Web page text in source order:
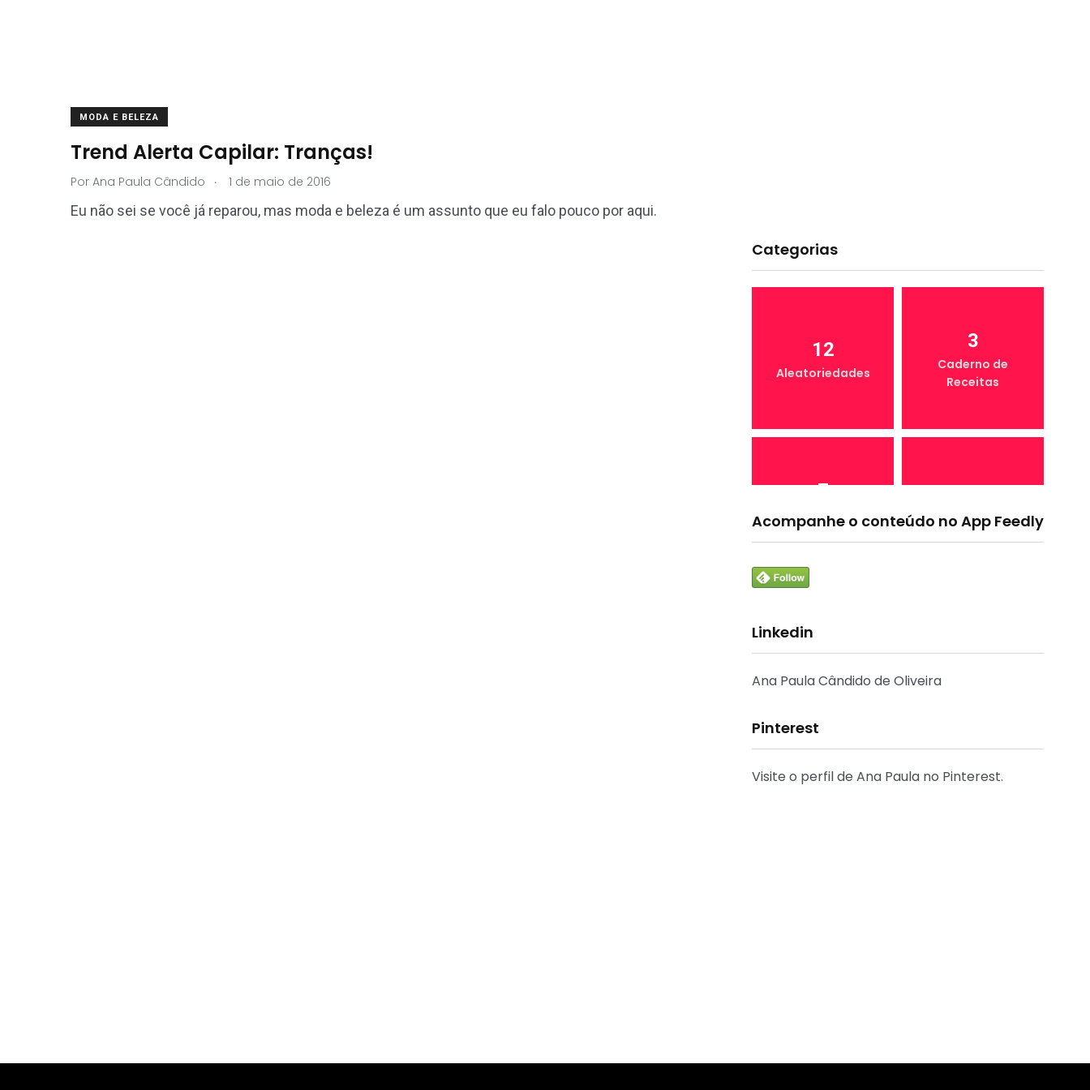
MODA E BELEZA
Trend Alerta Capilar: Tranças!
Por Ana Paula Cândido . 1 de maio de 2016
Eu não sei se você já reparou, mas moda e beleza é um assunto que eu falo pouco por aqui.
Categorias
12
Aleatoriedades
3
Caderno de
Receitas
7
Canal Conta
Comigo
Conta Comigo MEI
33
Reflexões
Acompanhe o conteúdo no App Feedly
Linkedin
Ana Paula Cândido de Oliveira
Pinterest
Visite o perfil de Ana Paula no Pinterest.